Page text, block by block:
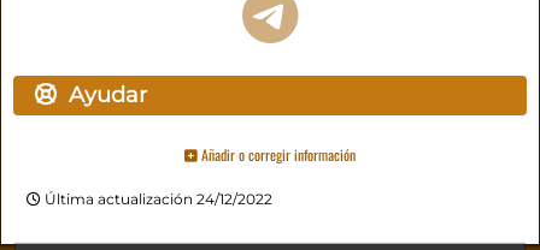
Ayudar
Añadir o corregir información
Última actualización 24/12/2022